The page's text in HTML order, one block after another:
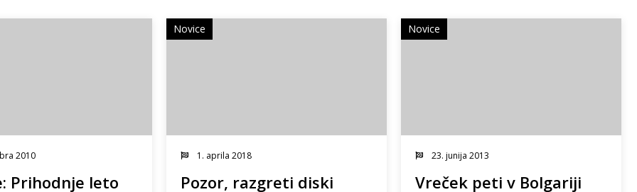
2010
Prihodnje leto
1. aprila 2018
Pozor, razgreti diski
Novice
23. junija 2013
Vreček peti v Bolgariji
Novice